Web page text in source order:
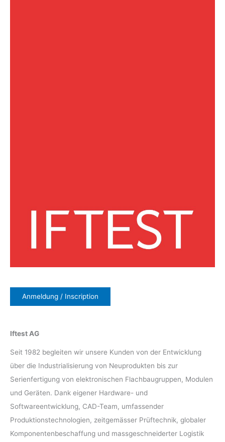
Anmeldung / Inscription
Iftest AG
Seit 1982 begleiten wir unsere Kunden von der Entwicklung
über die Industrialisierung von Neuprodukten bis zur
Serienfertigung von elektronischen Flachbaugruppen, Modulen
und Geräten. Dank eigener Hardware- und
Softwareentwicklung, CAD-Team, umfassender
Produktionstechnologien, zeitgemässer Prüftechnik, globaler
Komponentenbeschaffung und massgeschneiderter Logistik